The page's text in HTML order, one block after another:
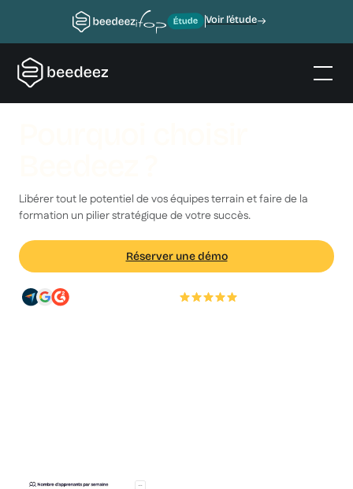
Voir l’étude
Libérer tout le potentiel de vos équipes terrain et faire de la
formation un pilier stratégique de votre succès.
Réserver une démo